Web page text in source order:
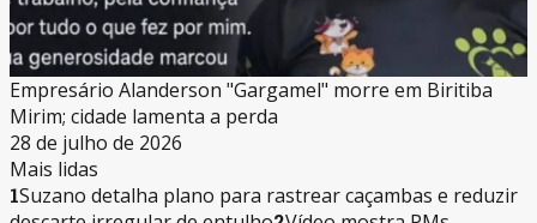
Empresário Alanderson "Gargamel" morre em Biritiba
Mirim; cidade lamenta a perda
28 de julho de 2026
Mais lidas
1Suzano detalha plano para rastrear caçambas e reduzir